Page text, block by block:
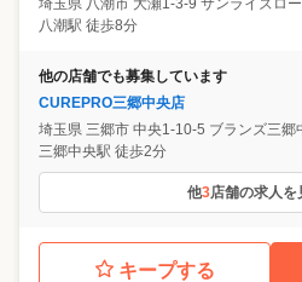
埼玉県 八潮市 大瀬1-3-9 サンライズロ
八潮駅 徒歩8分
他の店舗でも募集しています
CUREPRO三郷中央店
埼玉県 三郷市 中央1-10-5 ブランズ三郷
三郷中央駅 徒歩2分
他3店舗の求人を
キープする